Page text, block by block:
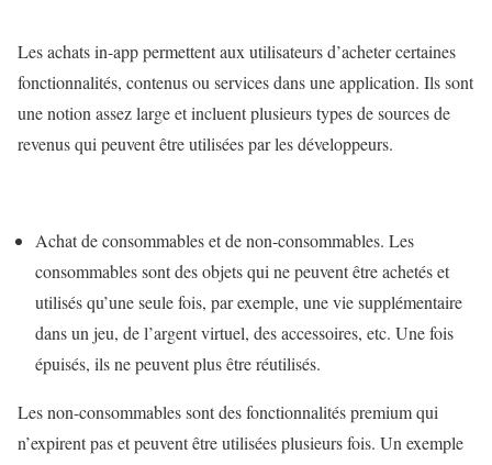
Les achats in-app permettent aux utilisateurs d’acheter certaines
fonctionnalités, contenus ou services dans une application. Ils sont
une notion assez large et incluent plusieurs types de sources de
revenus qui peuvent être utilisées par les développeurs.
Achat de consommables et de non-consommables. Les
consommables sont des objets qui ne peuvent être achetés et
utilisés qu’une seule fois, par exemple, une vie supplémentaire
dans un jeu, de l’argent virtuel, des accessoires, etc. Une fois
épuisés, ils ne peuvent plus être réutilisés.
Les non-consommables sont des fonctionnalités premium qui
n’expirent pas et peuvent être utilisées plusieurs fois. Un exemple